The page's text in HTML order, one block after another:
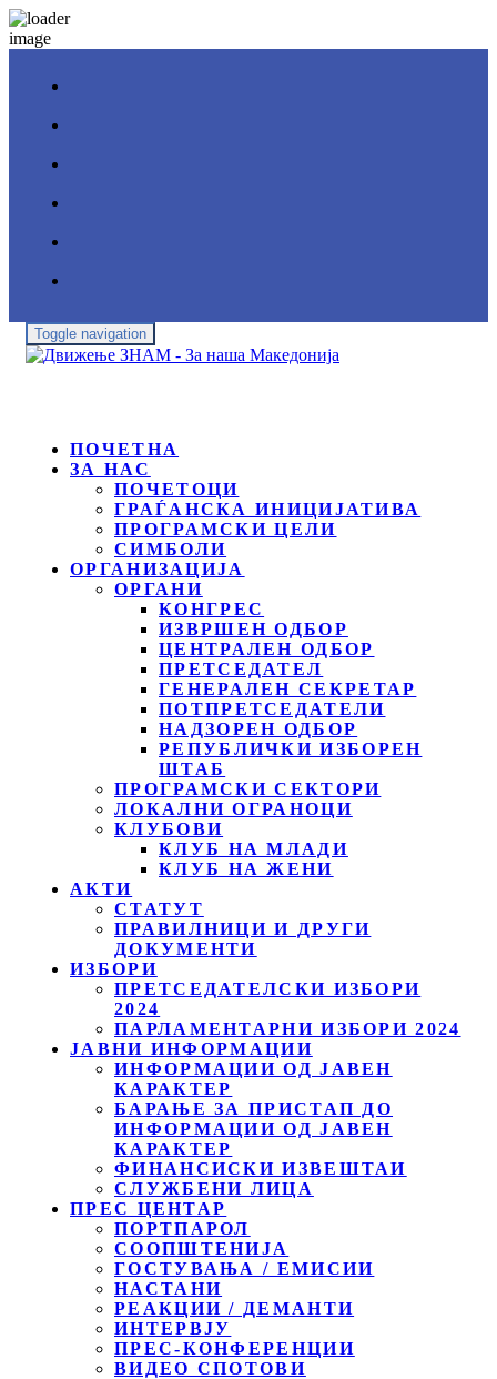
Toggle navigation
ПОЧЕТНА
ЗА НАС
ПОЧЕТОЦИ
ГРАЃАНСКА ИНИЦИЈАТИВА
ПРОГРАМСКИ ЦЕЛИ
СИМБОЛИ
ОРГАНИЗАЦИЈА
ОРГАНИ
КОНГРЕС
ИЗВРШЕН ОДБОР
ЦЕНТРАЛЕН ОДБОР
ПРЕТСЕДАТЕЛ
ГЕНЕРАЛЕН СЕКРЕТАР
ПОТПРЕТСЕДАТЕЛИ
НАДЗОРЕН ОДБОР
РЕПУБЛИЧКИ ИЗБОРЕН
ШТАБ
ПРОГРАМСКИ СЕКТОРИ
ЛОКАЛНИ ОГРАНОЦИ
КЛУБОВИ
КЛУБ НА МЛАДИ
КЛУБ НА ЖЕНИ
АКТИ
СТАТУТ
ПРАВИЛНИЦИ И ДРУГИ
ДОКУМЕНТИ
ИЗБОРИ
ПРЕТСЕДАТЕЛСКИ ИЗБОРИ
2024
ПАРЛАМЕНТАРНИ ИЗБОРИ 2024
ЈАВНИ ИНФОРМАЦИИ
ИНФОРМАЦИИ ОД ЈАВЕН
КАРАКТЕР
БАРАЊЕ ЗА ПРИСТАП ДО
ИНФОРМАЦИИ ОД ЈАВЕН
КАРАКТЕР
ФИНАНСИСКИ ИЗВЕШТАИ
СЛУЖБЕНИ ЛИЦА
ПРЕС ЦЕНТАР
ПОРТПАРОЛ
СООПШТЕНИЈА
ГОСТУВАЊА / ЕМИСИИ
НАСТАНИ
РЕАКЦИИ / ДЕМАНТИ
ИНТЕРВЈУ
ПРЕС-КОНФЕРЕНЦИИ
ВИДЕО СПОТОВИ